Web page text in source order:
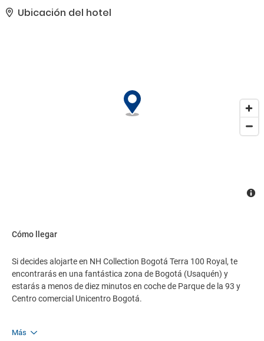
Ubicación del hotel
Cómo llegar
Si decides alojarte en NH Collection Bogotá Terra 100 Royal, te
encontrarás en una fantástica zona de Bogotá (Usaquén) y
estarás a menos de diez minutos en coche de Parque de la 93 y
Centro comercial Unicentro Bogotá.
Más